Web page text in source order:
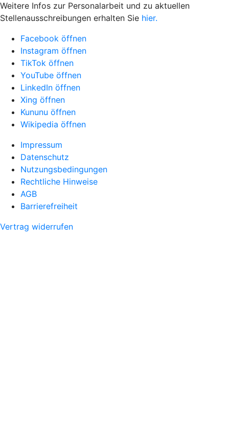
Weitere Infos zur Personalarbeit und zu aktuellen
Stellenausschreibungen erhalten Sie hier.
Facebook öffnen
Instagram öffnen
TikTok öffnen
YouTube öffnen
LinkedIn öffnen
Xing öffnen
Kununu öffnen
Wikipedia öffnen
Impressum
Datenschutz
Nutzungsbedingungen
Rechtliche Hinweise
AGB
Barrierefreiheit
Vertrag widerrufen